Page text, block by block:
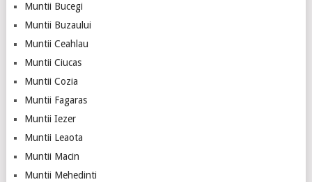
Muntii Bucegi
Muntii Buzaului
Muntii Ceahlau
Muntii Ciucas
Muntii Cozia
Muntii Fagaras
Muntii Iezer
Muntii Leaota
Muntii Macin
Muntii Mehedinti